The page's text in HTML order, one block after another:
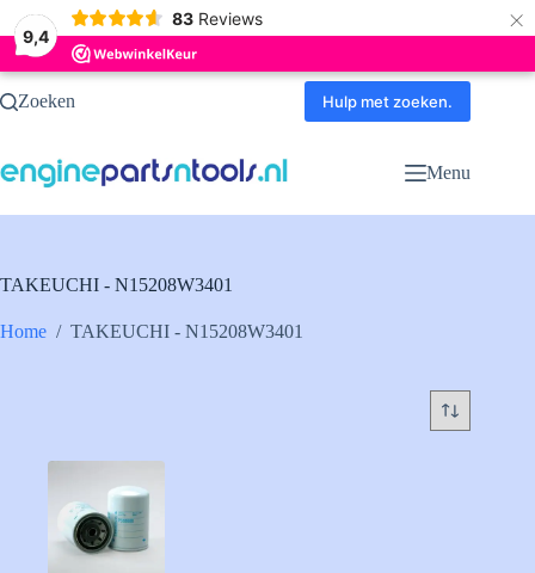
9,4
83 Reviews ×
Ga
naarZoeken Hulp met zoeken.
Menu
TAKEUCHI - N15208W3401
Home / TAKEUCHI - N15208W3401